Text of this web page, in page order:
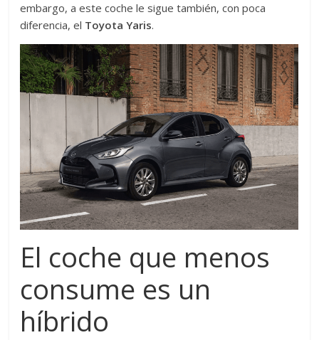
embargo, a este coche le sigue también, con poca
diferencia, el Toyota Yaris.
El coche que menos
consume es un
híbrido